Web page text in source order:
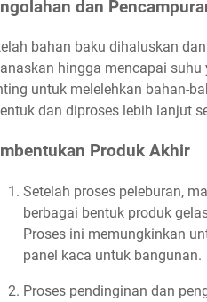
dan
bahan baku dihaluskan
hingga mencapai
untuk melelehkan bahan-
dan diproses lebih lanjut
Produk Akhir
Setelah proses peleburan,
berbagai bentuk produk
Proses ini memungkinkan
panel kaca untuk bangunan.
Proses pendinginan dan